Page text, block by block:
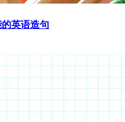
英语造句